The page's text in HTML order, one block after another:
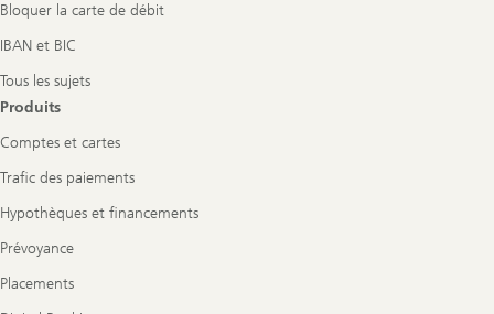
Bloquer la carte de débit
IBAN et BIC
Tous les sujets
Produits
Comptes et cartes
Trafic des paiements
Hypothèques et financements
Prévoyance
Placements